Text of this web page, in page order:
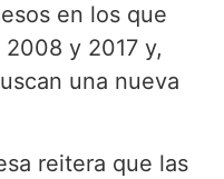
en los que
y 2017 y,
una nueva
reitera que las